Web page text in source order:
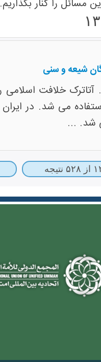
مسائل را کنار بگذاریم.
شیعه و سنی
آتاترک خلافت
می شد. در
شد. ...
نتیجه